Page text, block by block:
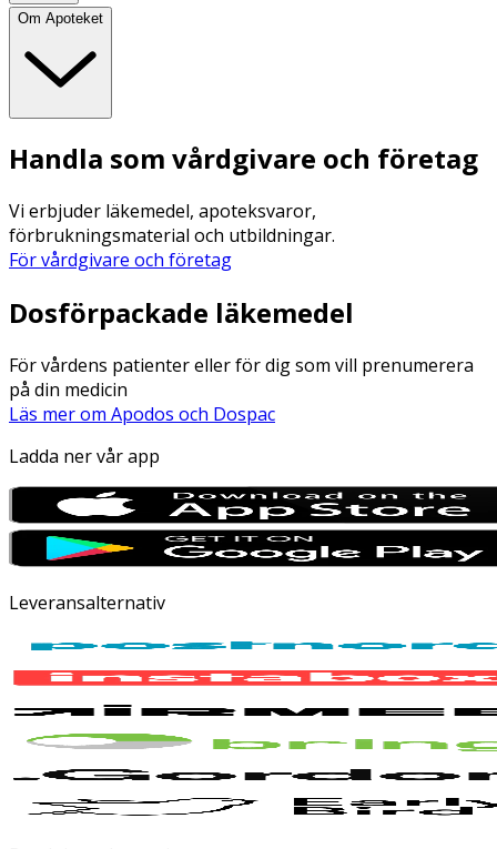
Om Apoteket
Handla som vårdgivare och företag
Vi erbjuder läkemedel, apoteksvaror,
förbrukningsmaterial och utbildningar.
För vårdgivare och företag
Dosförpackade läkemedel
För vårdens patienter eller för dig som vill prenumerera
på din medicin
Läs mer om Apodos och Dospac
Ladda ner vår app
Leveransalternativ